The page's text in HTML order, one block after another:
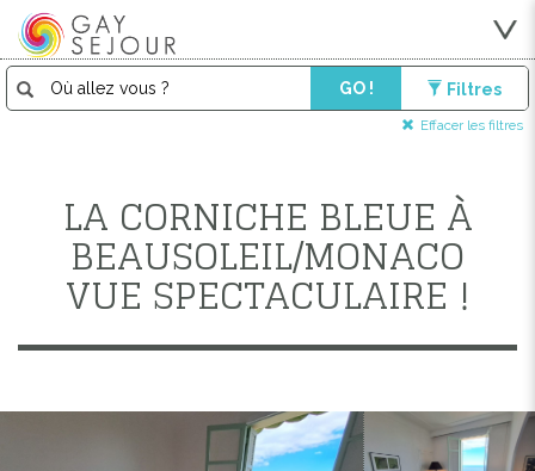
GO ! Filtres
Effacer les filtres
LA CORNICHE BLEUE À
BEAUSOLEIL/MONACO
VUE SPECTACULAIRE !